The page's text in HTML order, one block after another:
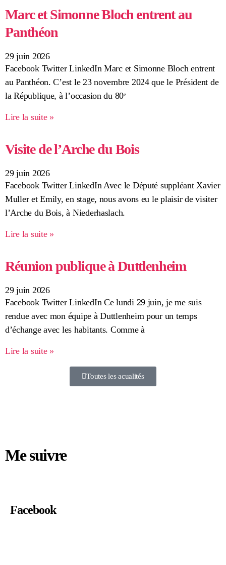
Marc et Simonne Bloch entrent au
Panthéon
29 juin 2026
Facebook Twitter LinkedIn Marc et Simonne Bloch entrent
au Panthéon. C’est le 23 novembre 2024 que le Président de
la République, à l’occasion du 80ᵉ
Lire la suite »
Visite de l’Arche du Bois
29 juin 2026
Facebook Twitter LinkedIn Avec le Député suppléant Xavier
Muller et Emily, en stage, nous avons eu le plaisir de visiter
l’Arche du Bois, à Niederhaslach.
Lire la suite »
Réunion publique à Duttlenheim
29 juin 2026
Facebook Twitter LinkedIn Ce lundi 29 juin, je me suis
rendue avec mon équipe à Duttlenheim pour un temps
d’échange avec les habitants. Comme à
Lire la suite »
Toutes les acualités
Me suivre
Facebook